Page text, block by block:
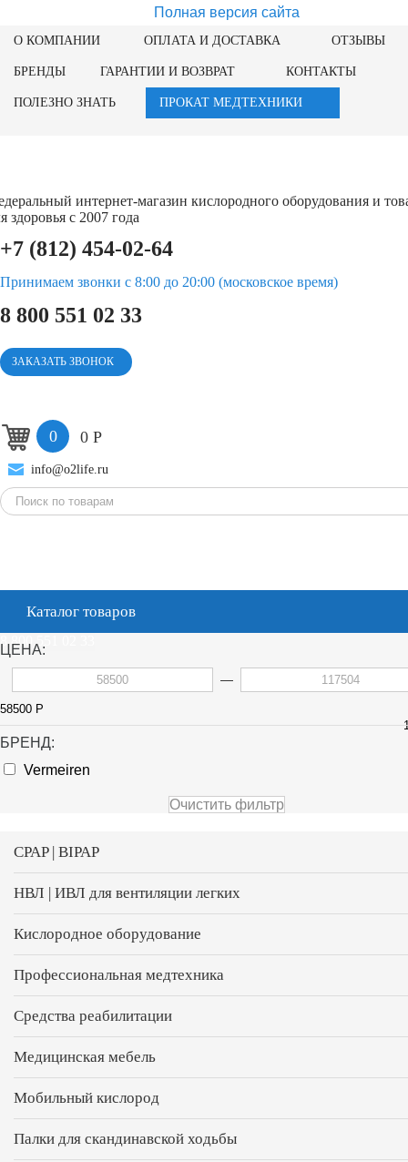
Полная версия сайта
О КОМПАНИИ ОПЛАТА И ДОСТАВКА ОТЗЫВЫ
БРЕНДЫ ГАРАНТИИ И ВОЗВРАТ КОНТАКТЫ
ПОЛЕЗНО ЗНАТЬ ПРОКАТ МЕДТЕХНИКИ
интернет-магазин кислородного оборудования и
здоровья с 2007 года
+7 (812) 454-02-64
Принимаем звонки с 8:00 до 20:00 (московское время)
8 800 551 02 33
ЗАКАЗАТЬ ЗВОНОК
0 0 Р
info@o2life.ru
Каталог товаров
8 800 551 02 33
ЦЕНА:
—
58500 Р
БРЕНД:
Vermeiren
Очистить фильтр
CPAP | BIPAP
НВЛ | ИВЛ для вентиляции легких
Кислородное оборудование
Профессиональная медтехника
Средства реабилитации
Медицинская мебель
Мобильный кислород
Палки для скандинавской ходьбы